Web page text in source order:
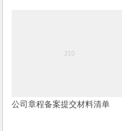
公司章程备案提交材料清单